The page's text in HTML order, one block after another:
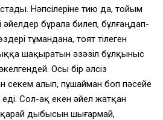
Нәпсiлерiне тию да, тойым
бұрала билеп, бұлғаңдап-
тұмандана, тоят тiлеген
шақыратын әзәзiл бұлқыныс
Осы бiр әлсiз
секем алып, пұшайман боп пәсейе
Сол-ақ екен әйел жатқан
дыбысын шығармай,